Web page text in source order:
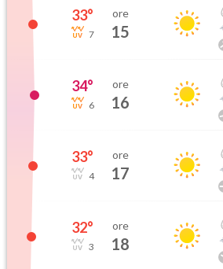
33°
7
ore
15
34°
6
ore
16
33°
4
ore
17
32°
3
ore
18